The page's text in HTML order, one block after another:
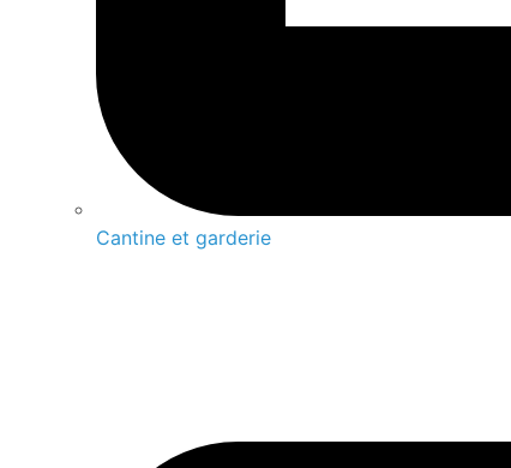
Cantine et garderie